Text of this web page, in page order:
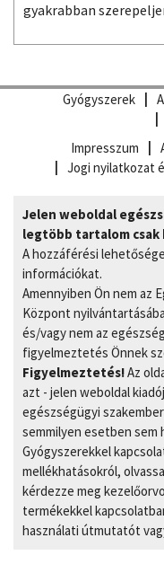
gyakrabban
Gyógyszerek
Impresszum
Jogi nyilatkozat
Jelen weboldal
legtöbb tartalom
A hozzáférési
információkat.
Amennyiben Ön nem az
Központ
és/vagy nem az
figyelmeztetés Önnek
Figyelmeztetés!Az
azt - jelen weboldal
egészségügyi
semmilyen esetben
Gyógyszerekkel
mellékhatásokról,
kérdezze meg
termékekkel
használati útmutatót